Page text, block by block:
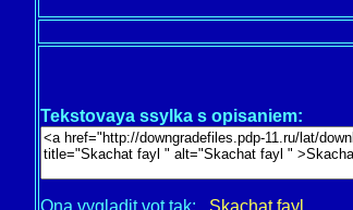
Tekstovaya ssylka s opisaniem:
Ona vygladit vot tak: Skachat fayl